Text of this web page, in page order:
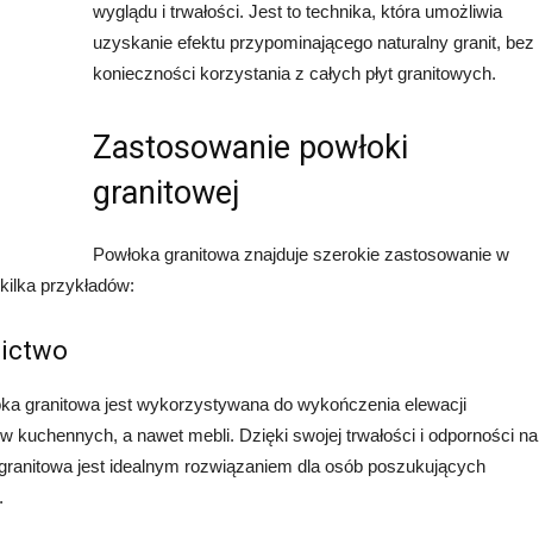
wyglądu i trwałości. Jest to technika, która umożliwia
uzyskanie efektu przypominającego naturalny granit, bez
konieczności korzystania z całych płyt granitowych.
Zastosowanie powłoki
granitowej
Powłoka granitowa znajduje szerokie zastosowanie w
przykładów:
granitowa jest wykorzystywana do wykończenia elewacji
kuchennych, a nawet mebli. Dzięki swojej trwałości i odporności na
jest idealnym rozwiązaniem dla osób poszukujących